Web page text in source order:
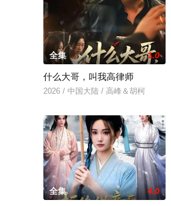
全集 1.0
什么大哥，叫我高律师
2026 / 中国大陆 / 高峰＆胡柯
全集 4.0